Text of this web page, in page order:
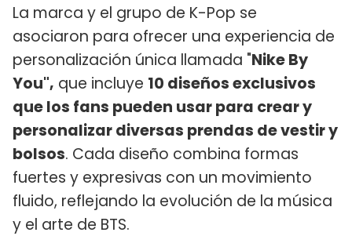
La marca y el grupo de K-Pop se
asociaron para ofrecer una experiencia de
personalización única llamada "Nike By
You", que incluye 10 diseños exclusivos
que los fans pueden usar para crear y
personalizar diversas prendas de vestir y
bolsos. Cada diseño combina formas
fuertes y expresivas con un movimiento
fluido, reflejando la evolución de la música
y el arte de BTS.